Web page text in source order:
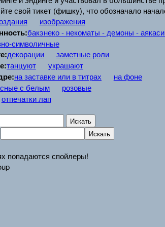
свой тикет (фишку), что обозначало
изображения
бакэнеко - некоматы - демоны -
символичные
декорации заметные роли
танцуют украшают
на заставке или в титрах на фоне
с белым розовые
отпечатки лап
спойлеры!